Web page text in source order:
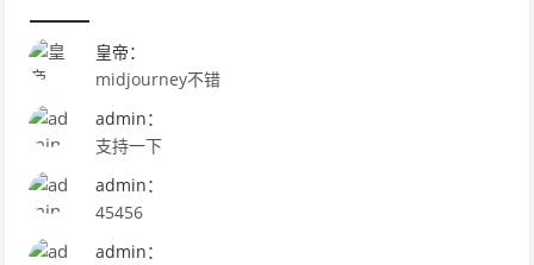
皇帝：
midjourney不错
admin：
支持一下
admin：
45456
admin：